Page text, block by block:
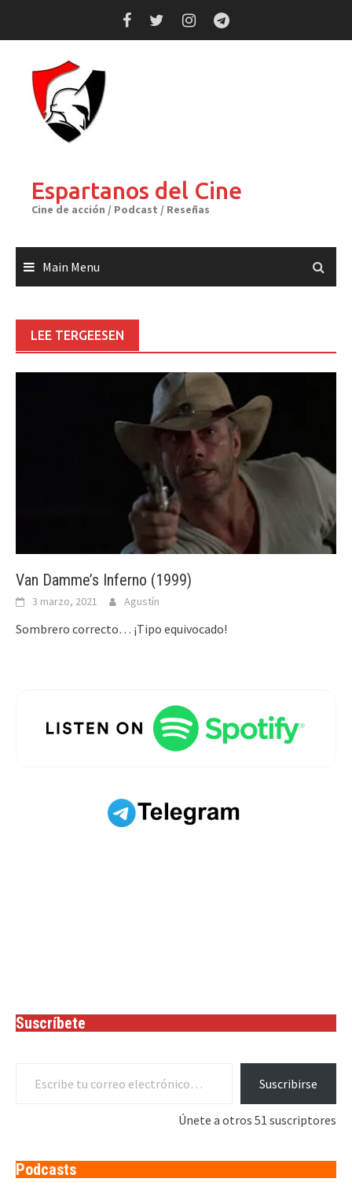
Espartanos del Cine
Cine de acción / Podcast / Reseñas
Main Menu
LEE TERGEESEN
Van Damme’s Inferno (1999)
3 marzo, 2021 Agustín
Sombrero correcto… ¡Tipo equivocado!
Suscríbete
Suscribirse
Únete a otros 51 suscriptores
Podcasts